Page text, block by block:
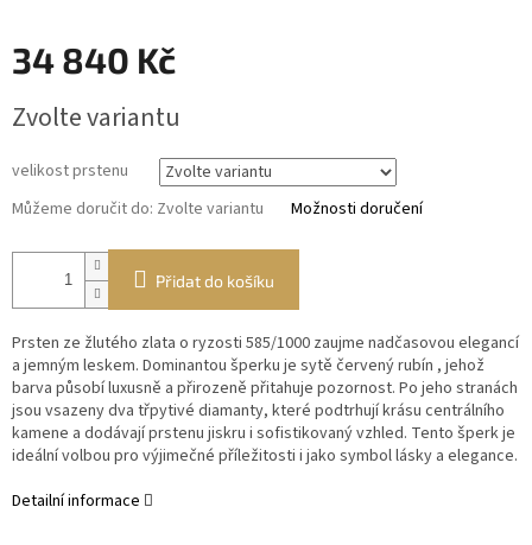
34 840 Kč
cena:
Zvolte variantu
velikost prstenu
Můžeme doručit do: Zvolte variantu Možnosti doručení
Přidat do košíku
Prsten ze žlutého zlata o ryzosti 585/1000 zaujme nadčasovou elegancí
a jemným leskem. Dominantou šperku je sytě červený rubín , jehož
barva působí luxusně a přirozeně přitahuje pozornost. Po jeho stranách
jsou vsazeny dva třpytivé diamanty, které podtrhují krásu centrálního
kamene a dodávají prstenu jiskru i sofistikovaný vzhled. Tento šperk je
ideální volbou pro výjimečné příležitosti i jako symbol lásky a elegance.
Detailní informace